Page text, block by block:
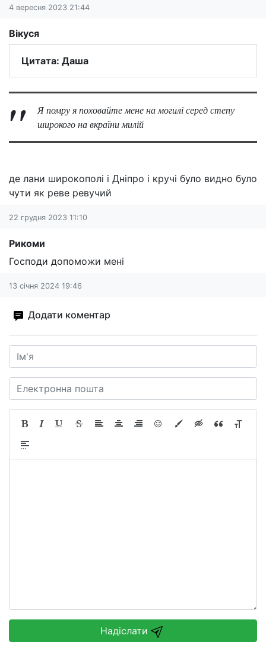
4 вересня 2023 21:44
Вікуся
Цитата: Даша
Я помру я поховайте мене на могилі серед степу
широкого на вкраїни милій
де лани широкополі і Дніпро і кручі було видно було
чути як реве ревучий
22 грудня 2023 11:10
Рикоми
Господи допоможи мені
13 січня 2024 19:46
Додати коментар
Надіслати